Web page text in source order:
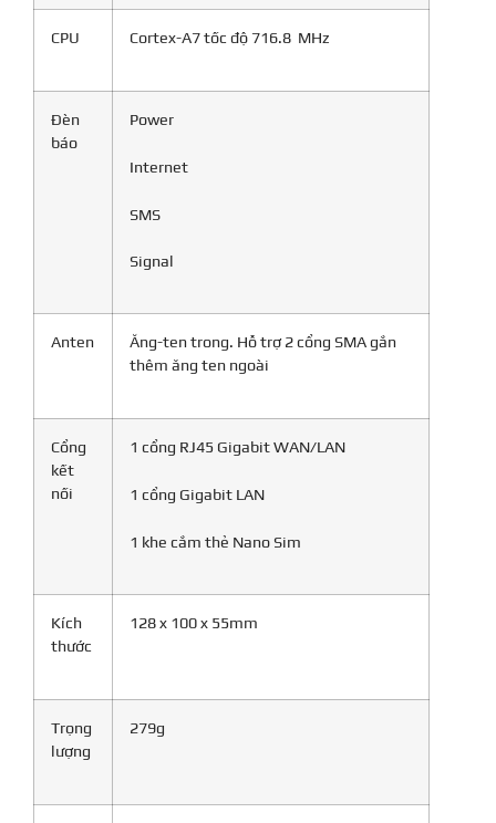
CPU Cortex-A7 tốc độ 716.8 MHz
Đèn
báo
Power
Internet
SMS
Signal
Anten
Ăng-ten trong. Hỗ trợ 2 cổng SMA gắn
thêm ăng ten ngoài
Cổng
kết
nối
1 cổng RJ45 Gigabit WAN/LAN
1 cổng Gigabit LAN
1 khe cắm thẻ Nano Sim
Kích
thước
128 x 100 x 55mm
Trọng
lượng
279g